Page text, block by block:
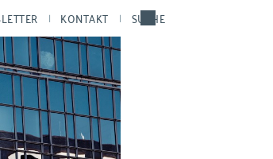
KONTAKT SUCHE